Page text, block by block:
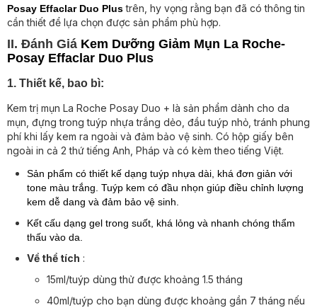
Posay Effaclar Duo Plustrên, hy vọng rằng bạn đã có thông tin
cần thiết để lựa chọn được sản phẩm phù hợp.
II. Đánh Giá Kem Dưỡng Giảm Mụn La Roche-
Posay Effaclar Duo Plus
1. Thiết kế, bao bì:
Kem trị mụn La Roche Posay Duo + là sản phẩm dành cho da
mụn, đựng trong tuýp nhựa trắng dẻo, đầu tuýp nhỏ, tránh phung
phí khi lấy kem ra ngoài và đảm bảo vệ sinh. Có hộp giấy bên
ngoài in cả 2 thứ tiếng Anh, Pháp và có kèm theo tiếng Việt.
Sản phẩm có thiết kế dạng tuýp nhựa dài, khá đơn giản với
tone màu trắng. Tuýp kem có đầu nhọn giúp điều chỉnh lượng
kem dễ dang và đảm bảo vệ sinh.
Kết cấu dạng gel trong suốt, khá lỏng và nhanh chóng thẩm
thấu vào da.
Về thể tích :
15ml/tuýp dùng thử được khoảng 1.5 tháng
40ml/tuýp cho bạn dùng được khoảng gần 7 tháng nếu